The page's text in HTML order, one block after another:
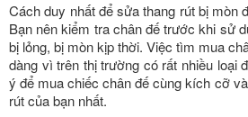
Cách duy nhất để sửa thang rút bị mòn
Bạn nên kiểm tra chân đế trước khi sử
bị lỏng, bị mòn kịp thời. Việc tìm mua
dàng vì trên thị trường có rất nhiều loại
ý để mua chiếc chân đế cùng kích cỡ
rút của bạn nhất.